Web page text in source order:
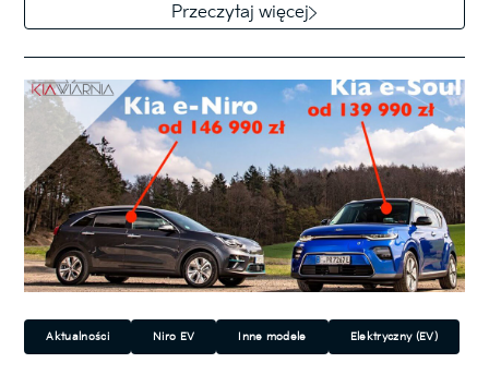
Przeczytaj więcej
Aktualności Niro EV Inne modele Elektryczny (EV)